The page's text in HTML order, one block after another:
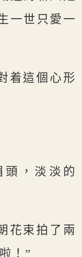
一世只愛一
着這個心形
頭，淡淡的
花束拍了兩
！”